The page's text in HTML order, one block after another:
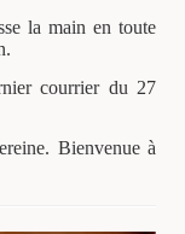
la main en toute
courrier du 27
Bienvenue à